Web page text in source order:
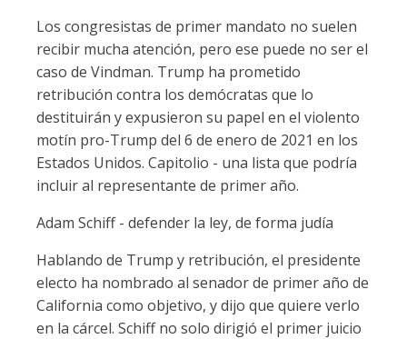
Los congresistas de primer mandato no suelen
recibir mucha atención, pero ese puede no ser el
caso de Vindman. Trump ha prometido
retribución contra los demócratas que lo
destituirán y expusieron su papel en el violento
motín pro-Trump del 6 de enero de 2021 en los
Estados Unidos. Capitolio - una lista que podría
incluir al representante de primer año.
Adam Schiff - defender la ley, de forma judía
Hablando de Trump y retribución, el presidente
electo ha nombrado al senador de primer año de
California como objetivo, y dijo que quiere verlo
en la cárcel. Schiff no solo dirigió el primer juicio